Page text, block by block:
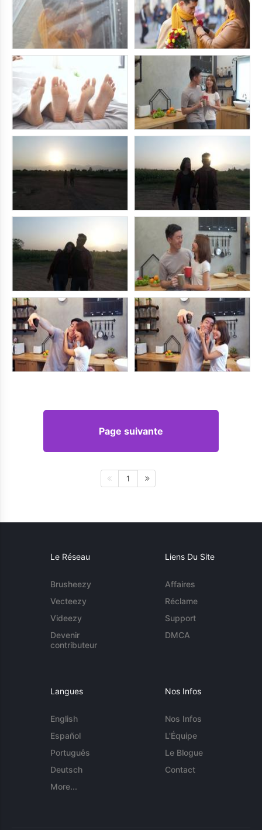
Page suivante
1
Le Réseau
Brusheezy
Vecteezy
Videezy
Devenir
contributeur
Liens Du Site
Affaires
Réclame
Support
DMCA
Langues
English
Español
Português
Deutsch
More...
Nos Infos
Nos Infos
L'Équipe
Le Blogue
Contact